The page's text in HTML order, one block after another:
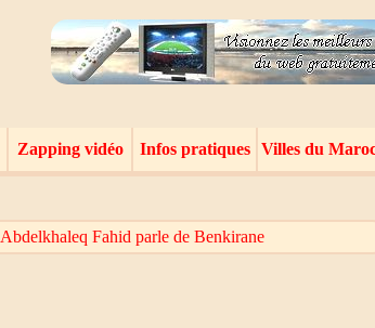
Zapping vidéo Infos pratiques Villes du
Abdelkhaleq Fahid parle de Benkirane